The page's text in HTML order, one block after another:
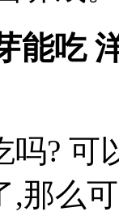
能吃
吗? 可
,那么